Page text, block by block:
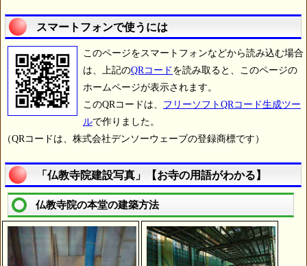
スマートフォンで使うには
このページをスマートフォンなどから読み込む場合
は、上記のQRコード を読み取ると、このページの
ホームページが表示されます。
このQRコードは、 フリーソフトQRコード生成ツー
ルで作りました。
（QRコードは、株式会社デンソーウェーブの登録商標です）
「仏教寺院建設写真」【お寺の用語がわかる】
仏教寺院の本堂の建築方法